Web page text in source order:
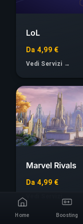
LoL
Da 4,99 €
Vedi Servizi →
Marvel Rivals
Da 4,99 €
Home Boosting